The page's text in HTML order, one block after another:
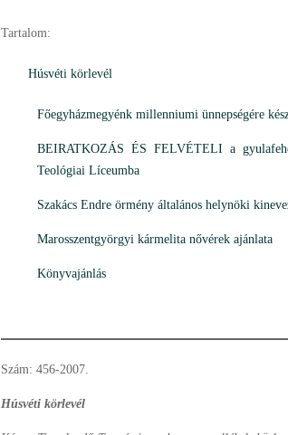
Tartalom:
Húsvéti körlevél
Főegyházmegyénk millenniumi ünnepségére
BEIRATKOZÁS ÉS FELVÉTELI a
Teológiai Líceumba
Szakács Endre örmény általános helynöki
Marosszentgyörgyi kármelita nővérek ajánlata
Könyvajánlás
Szám: 456-2007.
Húsvéti körlevél